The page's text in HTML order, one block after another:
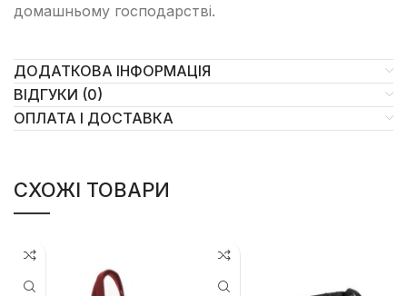
домашньому господарстві.
ДОДАТКОВА ІНФОРМАЦІЯ
ВІДГУКИ (0)
ОПЛАТА І ДОСТАВКА
СХОЖІ ТОВАРИ